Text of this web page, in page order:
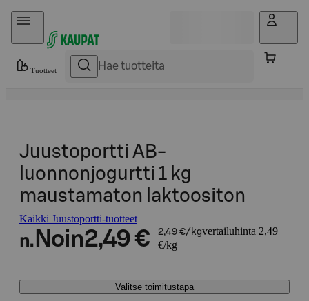
Hyppää sisältöön
Tuotteet
Juustoportti AB-
luonnonjogurtti 1 kg
maustamaton laktoositon
Kaikki Juustoportti-tuotteet
n. Noin2,49 € 2,49 €/kgvertailuhinta 2,49
€/kg
Valitse toimitustapa